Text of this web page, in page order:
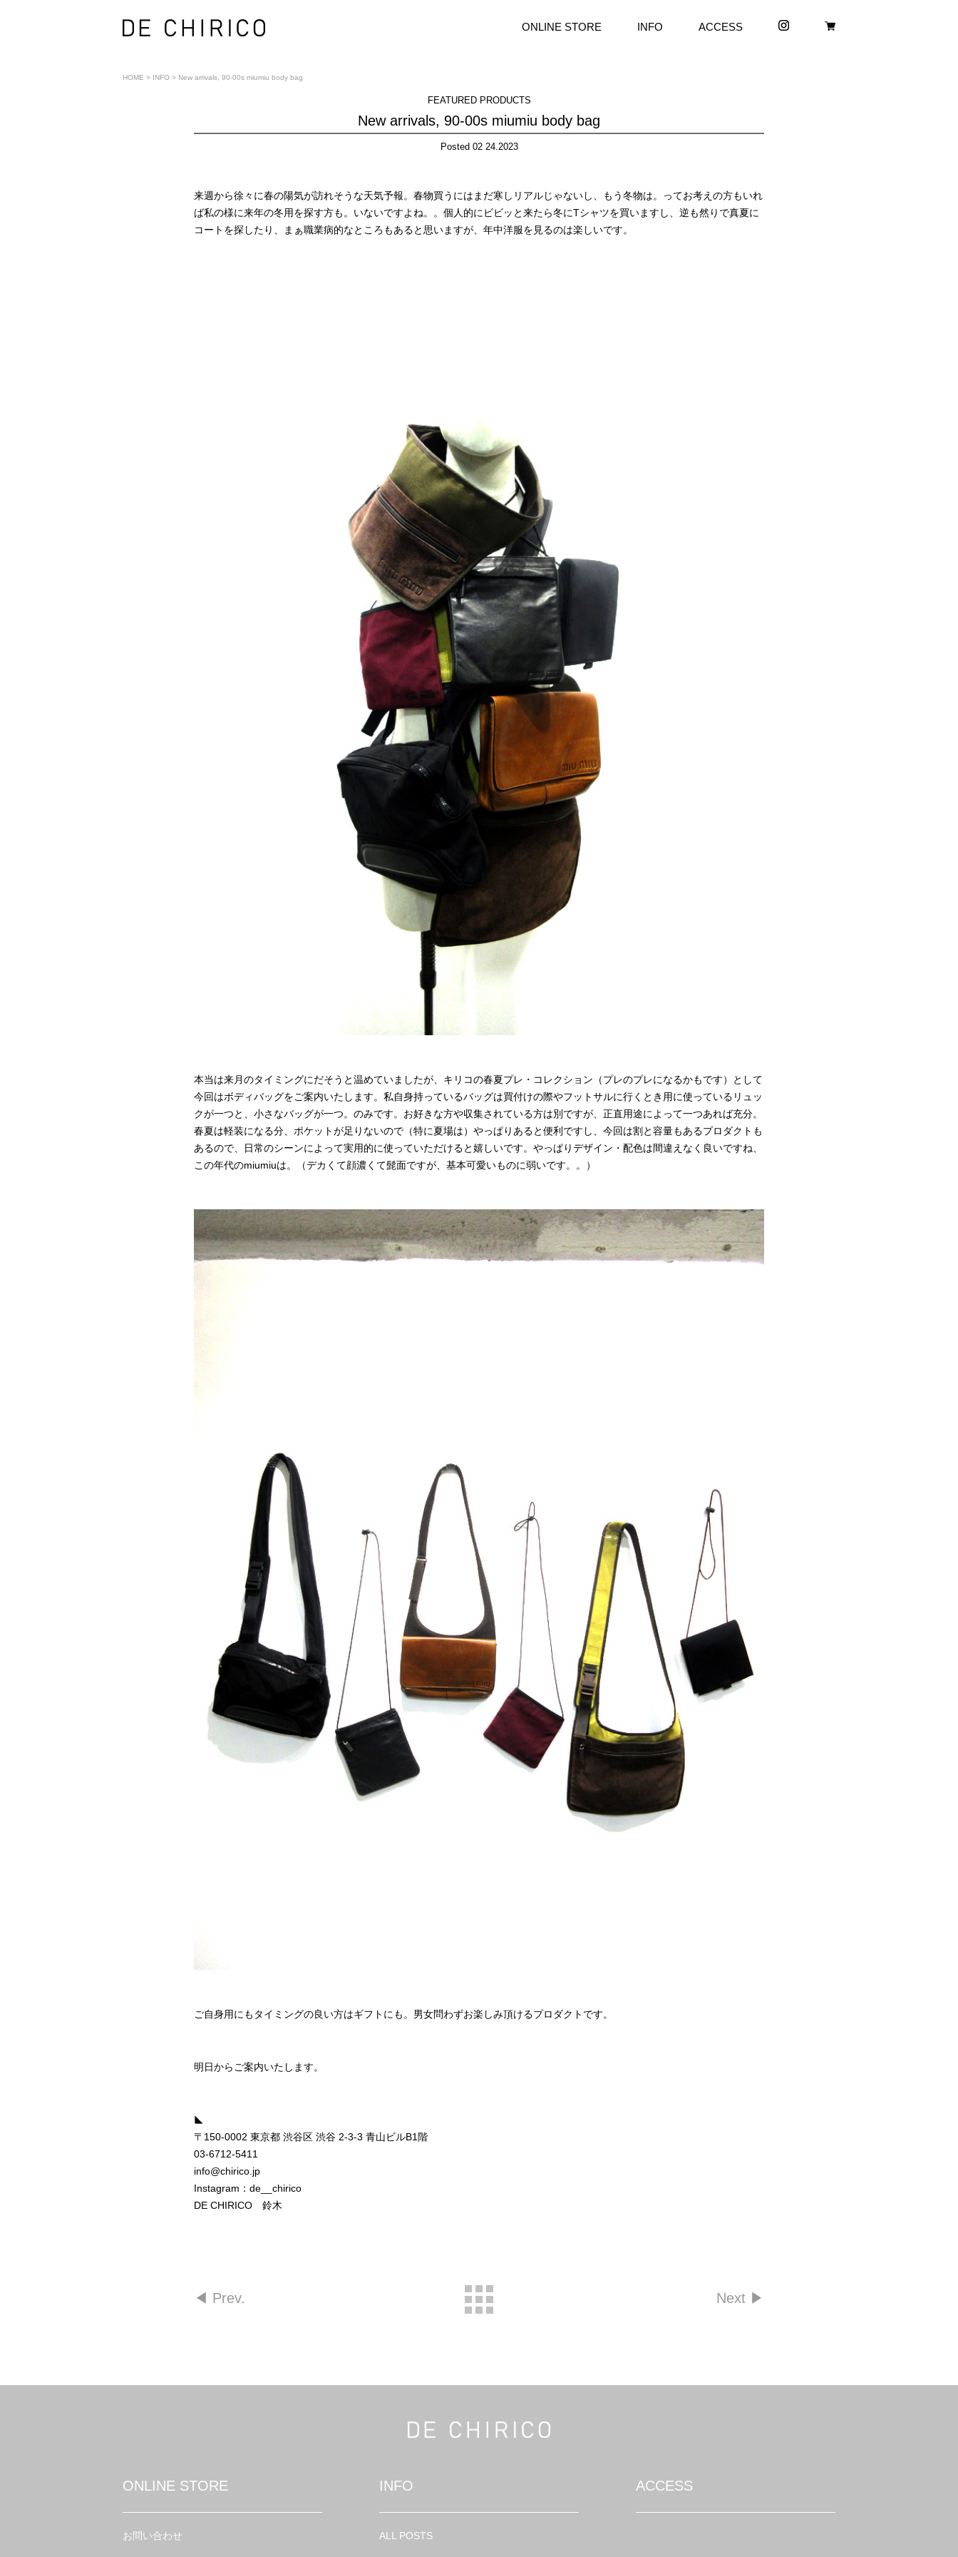
ONLINE STORE INFO ACCESS
HOME > INFO > New arrivals, 90-00s miumiu body bag
FEATURED PRODUCTS
New arrivals, 90-00s miumiu body bag
Posted 02 24.2023
来週から徐々に春の陽気が訪れそうな天気予報。春物買うにはまだ寒しリアルじゃないし、もう冬物は。ってお考えの方もいれ
ば私の様に来年の冬用を探す方も。いないですよね。。個人的にビビッと来たら冬にTシャツを買いますし、逆も然りで真夏に
コートを探したり、まぁ職業病的なところもあると思いますが、年中洋服を見るのは楽しいです。
本当は来月のタイミングにだそうと温めていましたが、キリコの春夏プレ・コレクション（プレのプレになるかもです）として
今回はボディバッグをご案内いたします。私自身持っているバッグは買付けの際やフットサルに行くとき用に使っているリュッ
クが一つと、小さなバッグが一つ。のみです。お好きな方や収集されている方は別ですが、正直用途によって一つあれば充分。
春夏は軽装になる分、ポケットが足りないので（特に夏場は）やっぱりあると便利ですし、今回は割と容量もあるプロダクトも
あるので、日常のシーンによって実用的に使っていただけると嬉しいです。やっぱりデザイン・配色は間違えなく良いですね、
この年代のmiumiuは。（デカくて顔濃くて髭面ですが、基本可愛いものに弱いです。。）
ご自身用にもタイミングの良い方はギフトにも。男女問わずお楽しみ頂けるプロダクトです。
明日からご案内いたします。
◣
〒150-0002 東京都 渋谷区 渋谷 2-3-3 青山ビルB1階
03-6712-5411
info@chirico.jp
Instagram：de__chirico
DE CHIRICO 鈴木
◀︎ Prev. Next ▶︎︎
ONLINE STORE
お問い合わせ
INFO
ALL POSTS
ACCESS